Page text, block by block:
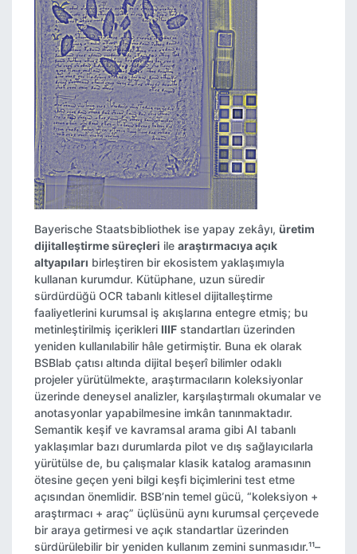
Bayerische Staatsbibliothek ise yapay zekâyı, üretim
dijitalleştirme süreçleri ile araştırmacıya açık
altyapıları birleştiren bir ekosistem yaklaşımıyla
kullanan kurumdur. Kütüphane, uzun süredir
sürdürdüğü OCR tabanlı kitlesel dijitalleştirme
faaliyetlerini kurumsal iş akışlarına entegre etmiş; bu
metinleştirilmiş içerikleri IIIF standartları üzerinden
yeniden kullanılabilir hâle getirmiştir. Buna ek olarak
BSBlab çatısı altında dijital beşerî bilimler odaklı
projeler yürütülmekte, araştırmacıların koleksiyonlar
üzerinde deneysel analizler, karşılaştırmalı okumalar ve
anotasyonlar yapabilmesine imkân tanınmaktadır.
Semantik keşif ve kavramsal arama gibi AI tabanlı
yaklaşımlar bazı durumlarda pilot ve dış sağlayıcılarla
yürütülse de, bu çalışmalar klasik katalog aramasının
ötesine geçen yeni bilgi keşfi biçimlerini test etme
açısından önemlidir. BSB’nin temel gücü, “koleksiyon +
araştırmacı + araç” üçlüsünü aynı kurumsal çerçevede
bir araya getirmesi ve açık standartlar üzerinden
sürdürülebilir bir yeniden kullanım zemini sunmasıdır.¹¹–